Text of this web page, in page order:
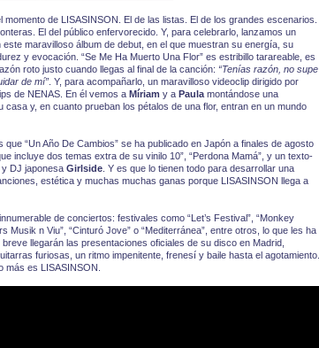
momento de LISASINSON. El de las listas. El de los grandes escenarios.
El del público enfervorecido. Y, para celebrarlo, lanzamos un
maravilloso álbum de debut, en el que muestran su energía, su
y evocación. “Se Me Ha Muerto Una Flor” es estribillo tarareable, es
roto justo cuando llegas al final de la canción: “Tenías razón, no supe
de mí”. Y, para acompañarlo, un maravilloso videoclip dirigido por
de NENAS. En él vemos a Míriam y a Paulamontándose una
y, en cuanto prueban los pétalos de una flor, entran en un mundo
“Un Año De Cambios” se ha publicado en Japón a finales de agosto
incluye dos temas extra de su vinilo 10”, “Perdona Mamá”, y un texto-
DJ japonesa Girlside. Y es que lo tienen todo para desarrollar una
estética y muchas muchas ganas porque LISASINSON llega a
de conciertos: festivales como “Let’s Festival”, “Monkey
Musik n Viu”, “Cinturó Jove” o “Mediterránea”, entre otros, lo que les ha
llegarán las presentaciones oficiales de su disco en Madrid,
furiosas, un ritmo impenitente, frenesí y baile hasta el agotamiento.
es LISASINSON.